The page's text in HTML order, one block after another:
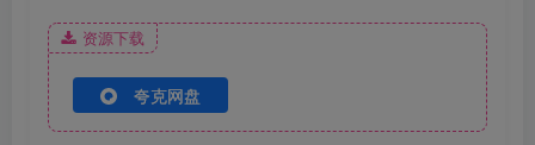
资源下载
夸克网盘